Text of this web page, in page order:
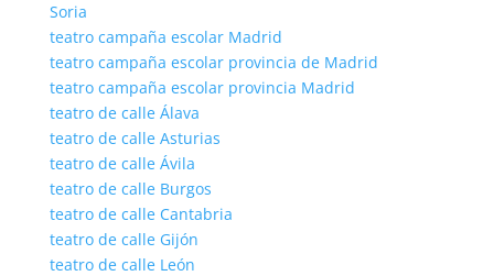
Soria
teatro campaña escolar Madrid
teatro campaña escolar provincia de Madrid
teatro campaña escolar provincia Madrid
teatro de calle Álava
teatro de calle Asturias
teatro de calle Ávila
teatro de calle Burgos
teatro de calle Cantabria
teatro de calle Gijón
teatro de calle León